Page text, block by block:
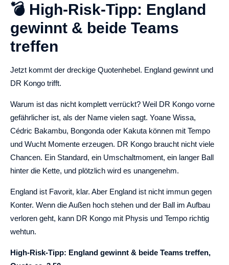
💣 High-Risk-Tipp: England
gewinnt & beide Teams
treffen
Jetzt kommt der dreckige Quotenhebel. England gewinnt und
DR Kongo trifft.
Warum ist das nicht komplett verrückt? Weil DR Kongo vorne
gefährlicher ist, als der Name vielen sagt. Yoane Wissa,
Cédric Bakambu, Bongonda oder Kakuta können mit Tempo
und Wucht Momente erzeugen. DR Kongo braucht nicht viele
Chancen. Ein Standard, ein Umschaltmoment, ein langer Ball
hinter die Kette, und plötzlich wird es unangenehm.
England ist Favorit, klar. Aber England ist nicht immun gegen
Konter. Wenn die Außen hoch stehen und der Ball im Aufbau
verloren geht, kann DR Kongo mit Physis und Tempo richtig
wehtun.
High-Risk-Tipp: England gewinnt & beide Teams treffen,